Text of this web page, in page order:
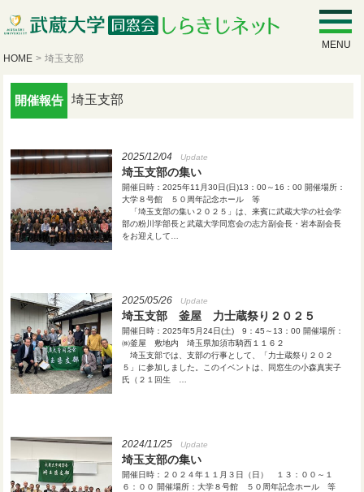
MENU
HOME > 埼玉支部
開催報告 埼玉支部
2025/12/04 Update
埼玉支部の集い
開催日時：2025年11月30日(日)13：00～16：00 開催場所：
大学８号館 ５０周年記念ホール 等
「埼玉支部の集い２０２５」は、来賓に武蔵大学の社会学
部の粉川学部長と武蔵大学同窓会の志方副会長・岩本副会長
をお迎えして…
2025/05/26 Update
埼玉支部 釜屋 力士蔵祭り２０２５
開催日時：2025年5月24日(土) 9：45～13：00 開催場所：
㈱釜屋 敷地内 埼玉県加須市騎西１１６２
埼玉支部では、支部の行事として、「力士蔵祭り２０２
５」に参加しました。このイベントは、同窓生の小森真実子
氏（２１回生 …
2024/11/25 Update
埼玉支部の集い
開催日時：２０２４年１１月３日（日） １３：００～１
６：００ 開催場所：大学８号館 ５０周年記念ホール 等